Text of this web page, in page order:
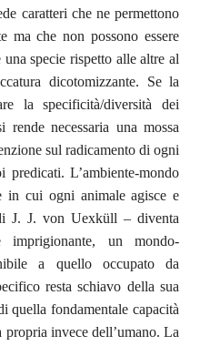
caratteri che ne permettono
ma che non possono essere
specie rispetto alle altre al
dicotomizzante. Se la
la specificità/diversità dei
necessaria una mossa
sul radicamento di ogni
predicati. L’ambiente-mondo
in cui ogni animale agisce e
J. J. von Uexküll – diventa
imprigionante, un mondo-
a quello occupato da
resta schiavo della sua
quella fondamentale capacità
invece dell’umano. La